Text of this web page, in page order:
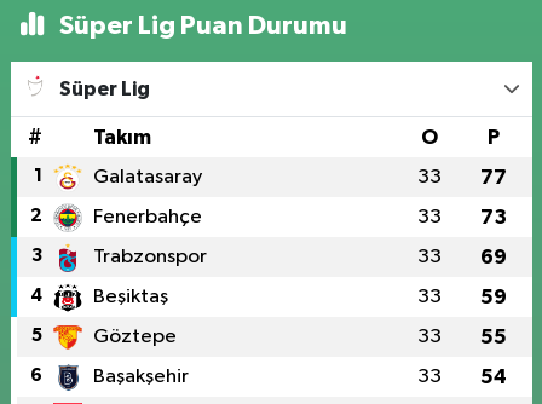
Süper Lig Puan Durumu
Süper Lig
# Takım O P
1 Galatasaray 33 77
2 Fenerbahçe 33 73
3 Trabzonspor 33 69
4 Beşiktaş 33 59
5 Göztepe 33 55
6 Başakşehir 33 54